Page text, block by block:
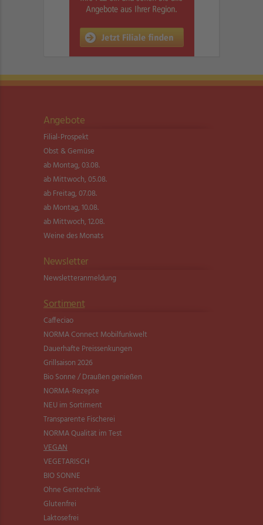
Angebote
Filial-Prospekt
Obst & Gemüse
ab Montag, 03.08.
ab Mittwoch, 05.08.
ab Freitag, 07.08.
ab Montag, 10.08.
ab Mittwoch, 12.08.
Weine des Monats
Newsletter
Newsletter­anmeldung
Sortiment
Caffeciao
NORMA Connect Mobilfunkwelt
Dauerhafte Preissenkungen
Grillsaison 2026
Bio Sonne / Draußen genießen
NORMA-Rezepte
NEU im Sortiment
Transparente Fischerei
NORMA Qualität im Test
VEGAN
VEGETARISCH
BIO SONNE
Ohne Gentechnik
Glutenfrei
Laktosefrei